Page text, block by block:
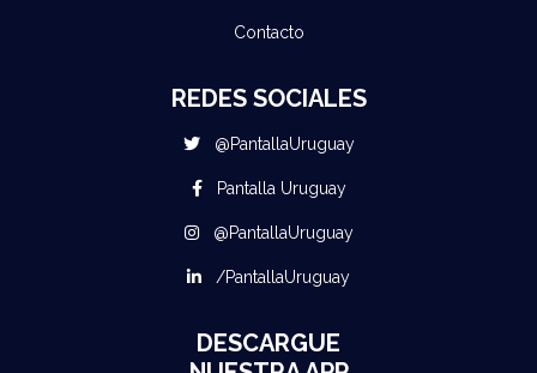
Contacto
REDES SOCIALES
@PantallaUruguay
Pantalla Uruguay
@PantallaUruguay
/PantallaUruguay
DESCARGUE